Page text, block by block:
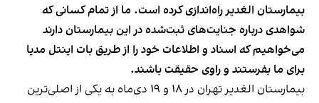
بیمارستان الغدیر راه‌اندازی کرده است. ما از تمام کسانی که
شواهدی درباره جنایت‌های ثبت‌شده در این بیمارستان دارند
می‌خواهیم که اسناد و اطلاعات خود را از طریق بات اینتل مدیا
برای ما بفرستند و راوی حقیقت باشند.
بیمارستان الغدیر تهران در ۱۸ و ۱۹ دی‌ماه به یکی از اصلی‌ترین